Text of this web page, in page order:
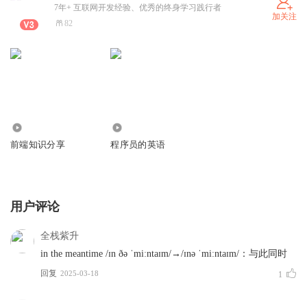
7年+ 互联网开发经验、优秀的终身学习践行者
82
加关注
前端知识分享 程序员的英语
用户评论
全栈紫升
in the meantime /ɪn ðə ˈmiːntaɪm/→/ɪnə ˈmiːntaɪm/：与此同时
回复 2025-03-18 1